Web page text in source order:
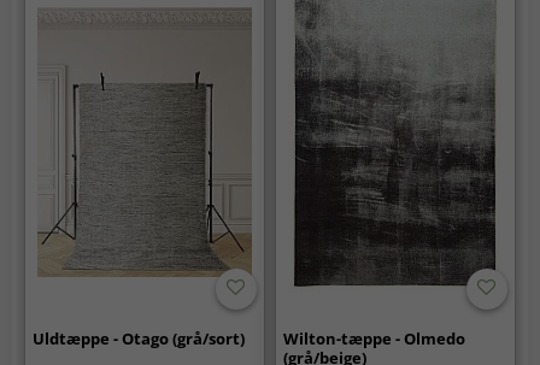
Uldtæppe - Otago (grå/sort)
Wilton-tæppe - Olmedo
(grå/beige)